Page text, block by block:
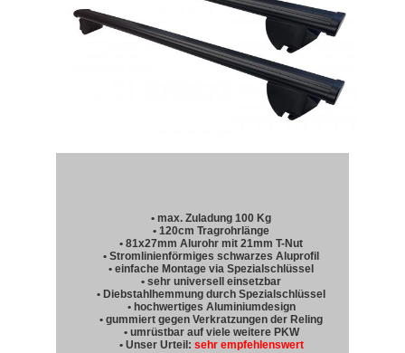
• max. Zuladung 100 Kg
• 120cm Tragrohrlänge
• 81x27mm Alurohr mit 21mm T-Nut
• Stromlinienförmiges schwarzes Aluprofil
• einfache Montage via Spezialschlüssel
• sehr universell einsetzbar
• Diebstahlhemmung durch Spezialschlüssel
• hochwertiges Aluminiumdesign
• gummiert gegen Verkratzungen der Reling
• umrüstbar auf viele weitere PKW
• Unser Urteil: sehr empfehlenswert